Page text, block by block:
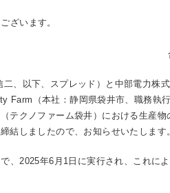
ざいます。
、以下、スプレッド）と中部電力株
Farm（本社：静岡県袋井市、職務執
テクノファーム袋井）における生産
結しましたので、お知らせいたします
2025年6月1日に実行され、これに